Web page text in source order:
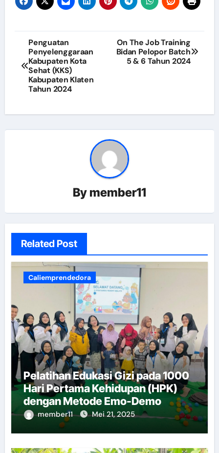
Navigasi
pos
Penguatan
Penyelenggaraan
Kabupaten Kota
Sehat (KKS)
Kabupaten Klaten
Tahun 2024
On The Job Training
Bidan Pelopor Batch
5 & 6 Tahun 2024
By member11
Related Post
Caliemprendedora
Pelatihan Edukasi Gizi pada 1000
Hari Pertama Kehidupan (HPK)
dengan Metode Emo-Demo
member11 Mei 21, 2025